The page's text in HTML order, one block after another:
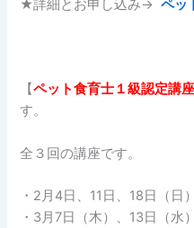
★詳細とお申し込み→ペッ
【ペット食育士１級認定講座
す。
全３回の講座です。
・2月4日、11日、18日（日）
・3月7日（木）、13日（水